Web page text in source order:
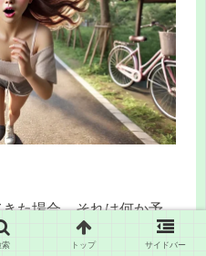
た場合、それは何か予
ていることを意味しま
索 トップ サイドバー